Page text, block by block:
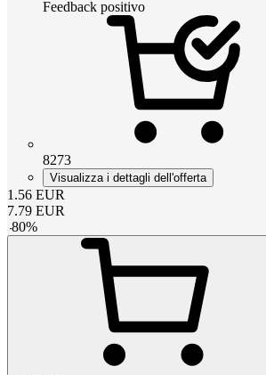
Feedback positivo
8273
Visualizza i dettagli dell'offerta
1.56 EUR
7.79 EUR
-80%